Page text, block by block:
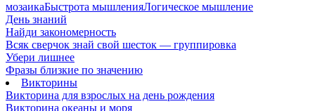
мозаикаБыстрота мышленияЛогическое мышление
День знаний
Найди закономерность
Всяк сверчок знай свой шесток — группировка
Убери лишнее
Фразы близкие по значению
Викторины
Викторина для взрослых на день рождения
Викторина океаны и моря